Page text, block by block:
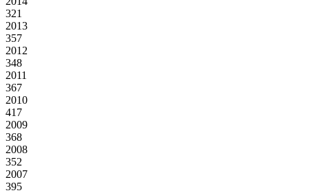
321
2013
357
2012
348
2011
367
2010
417
2009
368
2008
352
2007
395